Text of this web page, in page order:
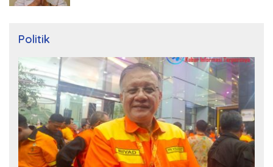
Politik